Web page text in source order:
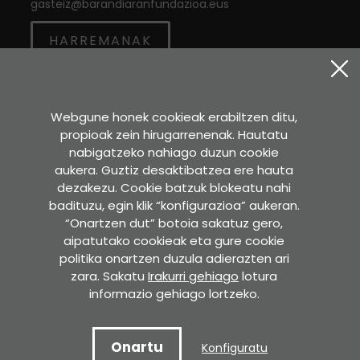
gasteiz@barandiaranfundazioa.eus
HARREMANAK
Sara Etxea
Murkondo Auzoa, 4
20211 ATAUN (Gipuzkoa)
GOOGLE MAPS-EN IKUSI
Idazkaritza
Pedro Asua , 2 - 2. solairua.
60. bulegoa. 01008 GASTEIZ
Copyright © 2022 Jose Miguel de Barandiaran Fundazioa.
Webgune honek cookieak erabiltzen ditu,
propioak zein hirugarrenenak. Hautatu
nabigatzeko nahiago duzun cookie
aukera. Guztiz desaktibatzea ere hauta
dezakezu. Cookie batzuk blokeatu nahi
badituzu, egin klik “konfigurazioa” aukeran.
“Onartzen dut” botoia sakatuz gero,
aipatutako cookieak eta gure cookie
politika onartzen duzula adierazten ari
zara. Sakatu Irakurri gehiago lotura
informazio gehiago lortzeko.
Onartu Konfiguratu